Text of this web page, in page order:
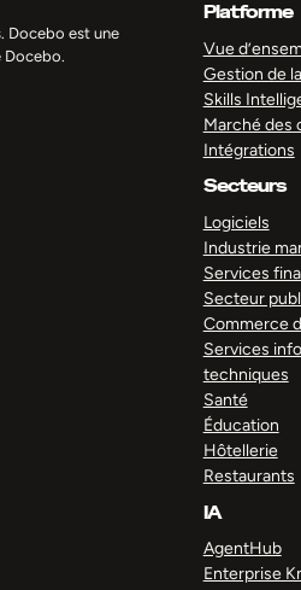
Docebo est une
Docebo.
Platforme
Vue
Gestion de
Skills
Marché des
Intégrations
Secteurs
Logiciels
Industrie
Services
Secteur
Commerce
Services
techniques
Santé
Éducation
Hôtellerie
Restaurants
IA
AgentHub
Enterprise